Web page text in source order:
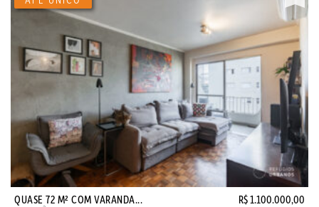
QUASE 72 M² COM VARANDA... R$ 1.100.000,00